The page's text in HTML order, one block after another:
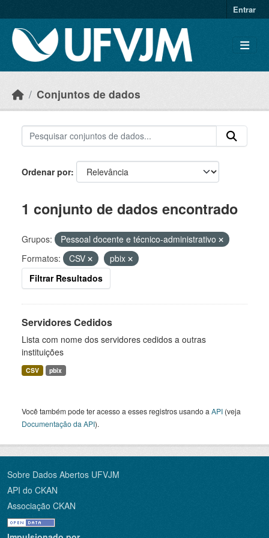
Entrar
Conjuntos de dados
Ordenar por
1 conjunto de dados encontrado
Grupos:
Pessoal docente e técnico-administrativo
Formatos:
CSV
pbix
Filtrar Resultados
Servidores Cedidos
Lista com nome dos servidores cedidos a outras
instituições
CSV pbix
Você também pode ter acesso a esses registros usando a API (veja
Documentação da API).
Sobre Dados Abertos UFVJM
API do CKAN
Associação CKAN